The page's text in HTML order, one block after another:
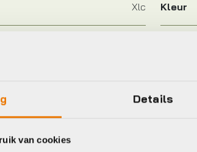
Details
van cookies
Xlc Kleur
Xlc